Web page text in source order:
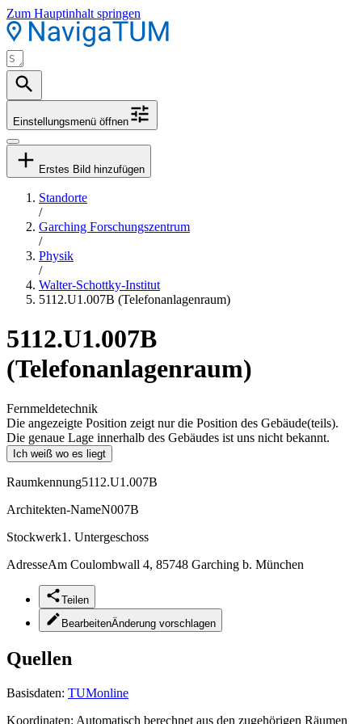
Zum Hauptinhalt springen
Einstellungsmenü öffnen
Erstes Bild hinzufügen
Standorte
/
Garching Forschungszentrum
/
Physik
/
Walter-Schottky-Institut
5112.U1.007B (Telefonanlagenraum)
5112.U1.007B
(Telefonanlagenraum)
Fernmeldetechnik
Die angezeigte Position zeigt nur die Position des Gebäude(teils).
Die genaue Lage innerhalb des Gebäudes ist uns nicht bekannt.
Ich weiß wo es liegt
Raumkennung5112.U1.007B
Architekten-NameN007B
Stockwerk1. Untergeschoss
AdresseAm Coulombwall 4, 85748 Garching b. München
Teilen
BearbeitenÄnderung vorschlagen
Quellen
Basisdaten: TUMonline
Koordinaten: Automatisch berechnet aus den zugehörigen Räumen